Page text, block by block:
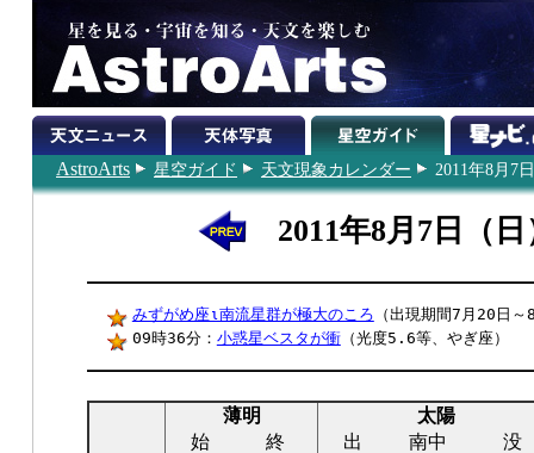
AstroArts 星空ガイド 天文現象カレンダー 2011年8月7日
2011年8月7日（日
みずがめ座ι南流星群が極大のころ （出現期間7月20日
09時36分： 小惑星ベスタが衝（光度5.6等、やぎ座）
薄明
太陽
始
終 出 南中
没